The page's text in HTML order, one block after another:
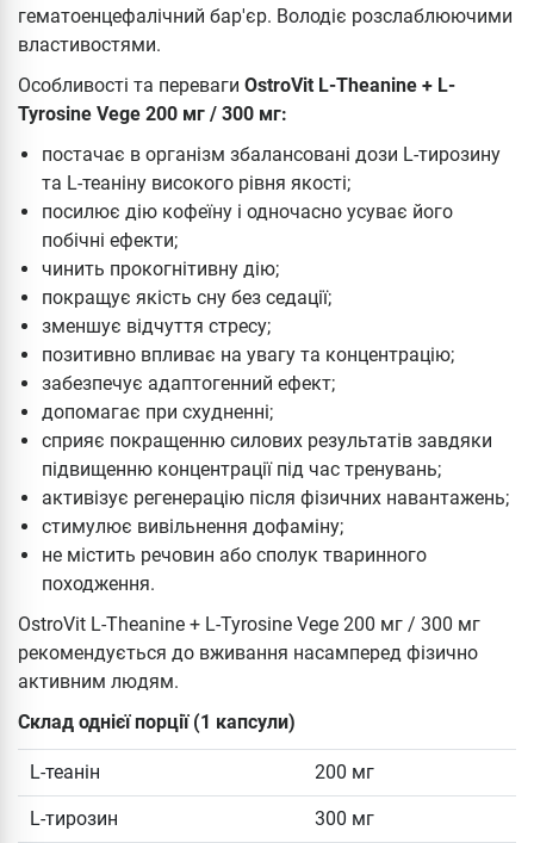
гематоенцефалічний бар'єр. Володіє розслаблюючими
властивостями.
Особливості та переваги OstroVit L-Theanine + L-
Tyrosine Vege 200 мг / 300 мг:
постачає в організм збалансовані дози L-тирозину
та L-теаніну високого рівня якості;
посилює дію кофеїну і одночасно усуває його
побічні ефекти;
чинить прокогнітивну дію;
покращує якість сну без седації;
зменшує відчуття стресу;
позитивно впливає на увагу та концентрацію;
забезпечує адаптогенний ефект;
допомагає при схудненні;
сприяє покращенню силових результатів завдяки
підвищенню концентрації під час тренувань;
активізує регенерацію після фізичних навантажень;
стимулює вивільнення дофаміну;
не містить речовин або сполук тваринного
походження.
OstroVit L-Theanine + L-Tyrosine Vege 200 мг / 300 мг
рекомендується до вживання насамперед фізично
активним людям.
Склад однієї порції (1 капсули)
L-теанін 200 мг
L-тирозин 300 мг